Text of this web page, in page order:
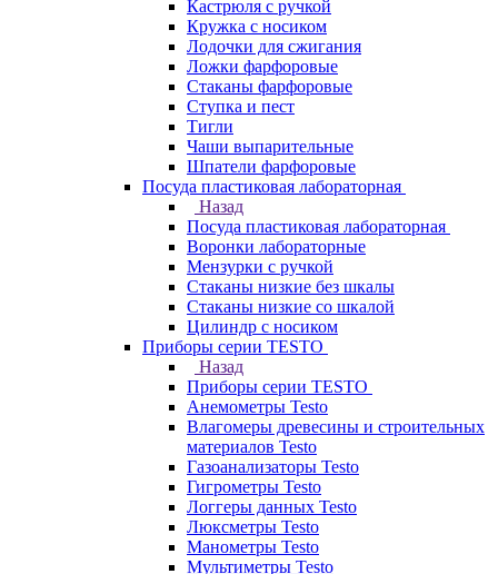
Кастрюля с ручкой
Кружка с носиком
Лодочки для сжигания
Ложки фарфоровые
Стаканы фарфоровые
Ступка и пест
Тигли
Чаши выпарительные
Шпатели фарфоровые
Посуда пластиковая лабораторная
Назад
Посуда пластиковая лабораторная
Воронки лабораторные
Мензурки с ручкой
Стаканы низкие без шкалы
Стаканы низкие со шкалой
Цилиндр с носиком
Приборы серии TESTO
Назад
Приборы серии TESTO
Анемометры Testo
Влагомеры древесины и строительных
материалов Testo
Газоанализаторы Testo
Гигрометры Testo
Логгеры данных Testo
Люксметры Testo
Манометры Testo
Мультиметры Testo